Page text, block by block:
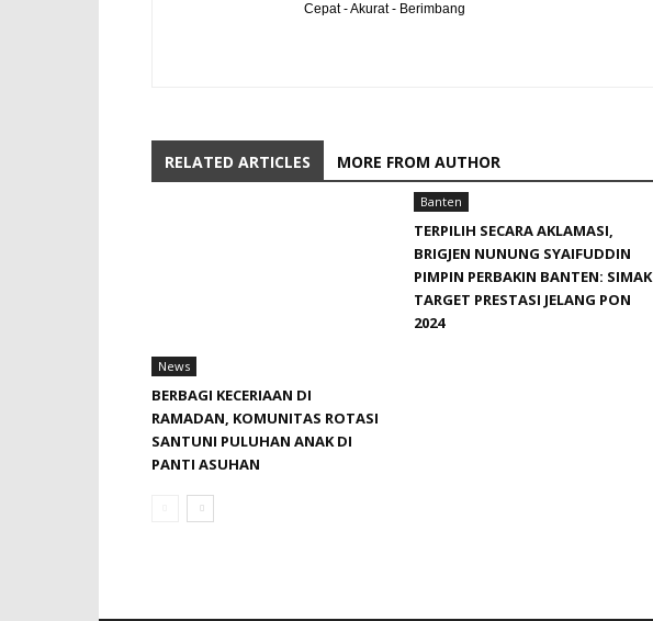
Cepat - Akurat - Berimbang
RELATED ARTICLES MORE FROM AUTHOR
News
BERBAGI KECERIAAN DI
RAMADAN, KOMUNITAS ROTASI
SANTUNI PULUHAN ANAK DI
PANTI ASUHAN
Banten
TERPILIH SECARA AKLAMASI,
BRIGJEN NUNUNG SYAIFUDDIN
PIMPIN PERBAKIN BANTEN: SIMAK
TARGET PRESTASI JELANG PON
2024